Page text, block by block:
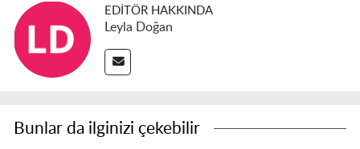
EDITÖR HAKKINDA
Leyla Doğan
Bunlar da ilginizi çekebilir